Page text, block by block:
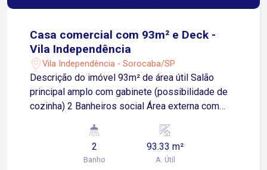
Casa comercial com 93m² e Deck -
Vila Independência
Vila Independência - Sorocaba/SP
Descrição do imóvel 93m² de área útil Salão
principal amplo com gabinete (possibilidade de
cozinha) 2 Banheiros social Área externa com
Sorocaba Acesso fácil à Rua 7 de Setembro e
vias principais Próximo à Padaria Real, Night Dog
e grande variedade de comércios Esquina com
2
Banho
93.33 m²
A. Útil